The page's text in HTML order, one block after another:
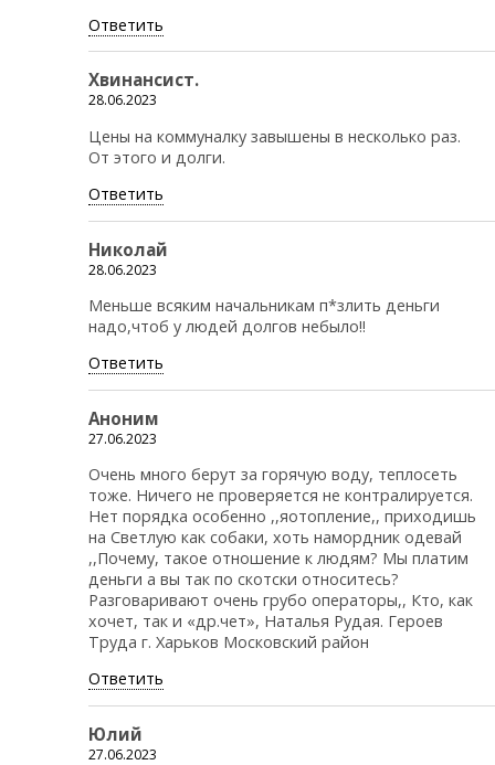
Ответить
Хвинансист.
28.06.2023
Цены на коммуналку завышены в несколько раз.
От этого и долги.
Ответить
Николай
28.06.2023
Меньше всяким начальникам п*злить деньги
надо,чтоб у людей долгов небыло!!
Ответить
Аноним
27.06.2023
Очень много берут за горячую воду, теплосеть
тоже. Ничего не проверяется не контралируется.
Нет порядка особенно ,,яотопление,, приходишь
на Светлую как собаки, хоть намордник одевай
,,Почему, такое отношение к людям? Мы платим
деньги а вы так по скотски относитесь?
Разговаривают очень грубо операторы,, Кто, как
хочет, так и «др.чет», Наталья Рудая. Героев
Труда г. Харьков Московский район
Ответить
Юлий
27.06.2023